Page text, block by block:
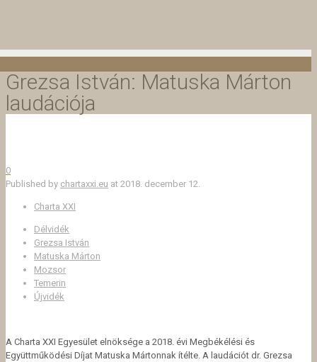
Grezsa István: Matuska Márton
laudációja
0
Published by chartaxxi.eu at 2018. december 12.
Charta XXI
Délvidék
Grezsa István
Matuska Márton
Mozsor
Temerin
Újvidék
A Charta XXI Egyesület elnöksége a 2018. évi Megbékélési és
Együttműködési Díjat Matuska Mártonnak ítélte. A laudációt dr. Grezsa